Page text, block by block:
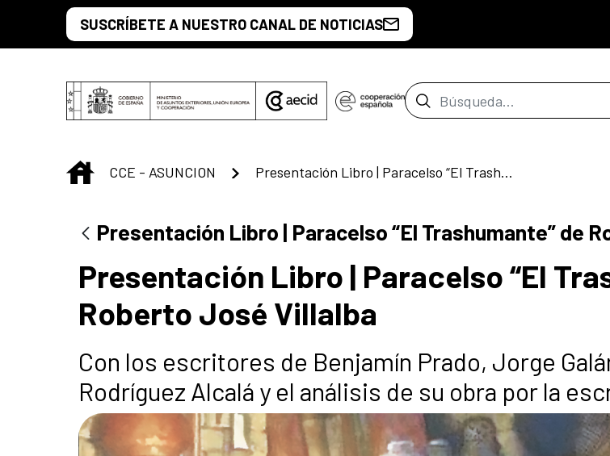
Saltar al contenido principal
SUSCRÍBETE A NUESTRO CANAL DE NOTICIAS
Barra de búsqueda
INICIO
CCE - ASUNCION Presentación Libro | Paracelso “El Trashumante” de Roberto José Villalba
Presentación Libro | Paracelso “El Trashumante” de
Presentación Libro | Paracelso “El
Roberto José Villalba
Con los escritores de Benjamín Prado, Jorge
Rodríguez Alcalá y el análisis de su obra por la